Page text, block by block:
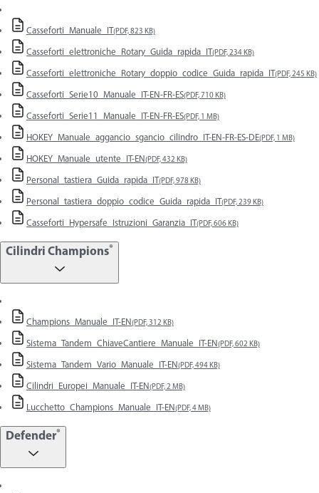
Casseforti_Manuale_IT(PDF, 823 KB)
Casseforti_elettroniche_Rotary_Guida_rapida_IT(PDF, 234 KB)
Casseforti_elettroniche_Rotary_doppio_codice_Guida_rapida_IT(PDF, 245 KB)
Casseforti_Serie10_Manuale_IT-EN-FR-ES(PDF, 710 KB)
Casseforti_Serie11_Manuale_IT-EN-FR-ES(PDF, 1 MB)
HOKEY_Manuale_aggancio_sgancio_cilindro_IT-EN-FR-ES-DE(PDF, 1 MB)
HOKEY_Manuale_utente_IT-EN(PDF, 432 KB)
Personal_tastiera_Guida_rapida_IT(PDF, 978 KB)
Personal_tastiera_doppio_codice_Guida_rapida_IT(PDF, 239 KB)
Casseforti_Hypersafe_Istruzioni_Garanzia_IT(PDF, 606 KB)
Cilindri Champions®
Champions_Manuale_IT-EN(PDF, 312 KB)
Sistema_Tandem_ChiaveCantiere_Manuale_IT-EN(PDF, 602 KB)
Sistema_Tandem_Vario_Manuale_IT-EN(PDF, 494 KB)
Cilindri_Europei_Manuale_IT-EN(PDF, 2 MB)
Lucchetto_Champions_Manuale_IT-EN(PDF, 4 MB)
Defender®